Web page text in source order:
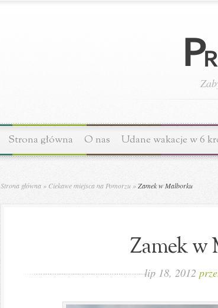
Strona główna O nas Udane wakacje w 6
Strona główna » Ciekawe miejsca na Pomorzu » Zamek w Malborku
Zamek w
lip 18, 2012